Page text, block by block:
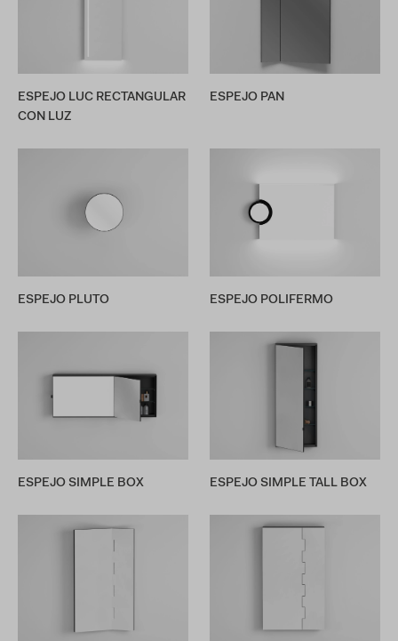
ESPEJO LUC RECTANGULAR
CON LUZ
ESPEJO PAN
ESPEJO PLUTO ESPEJO POLIFERMO
ESPEJO SIMPLE BOX ESPEJO SIMPLE TALL BOX